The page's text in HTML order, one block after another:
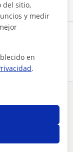
de ma...
del sitio,
y medir
en
.